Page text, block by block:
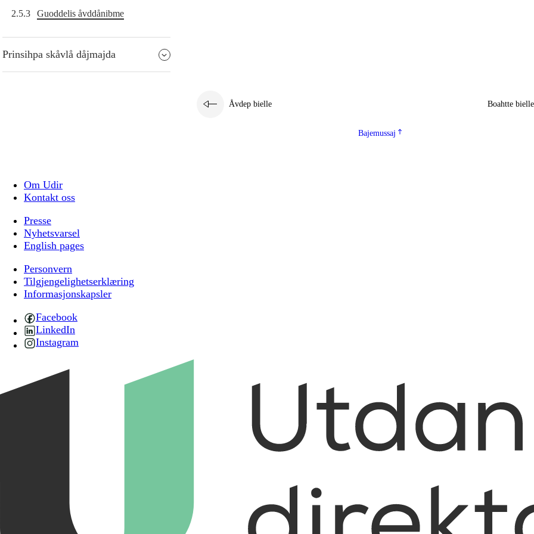
2.5.3 Guoddelis åvddånibme
Prinsihpa skåvlå dåjmajda
Åvdep bielle Boahtte bielle
Bajemussaj
Om Udir
Kontakt oss
Presse
Nyhetsvarsel
English pages
Personvern
Tilgjengelighetserklæring
Informasjonskapsler
Facebook
LinkedIn
Instagram